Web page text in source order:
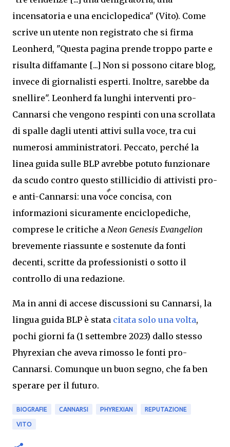
incensatoria e una enciclopedica" (Vito). Come
scrive un utente non registrato che si firma
Leonherd, "Questa pagina prende troppo parte e
risulta diffamante [...] Non si possono citare blog,
invece di giornalisti esperti. Inoltre, sarebbe da
snellire". Leonherd fa lunghi interventi pro-
Cannarsi che vengono respinti con una scrollata
di spalle dagli utenti attivi sulla voce, tra cui
numerosi amministratori. Peccato, perché la
linea guida sulle BLP avrebbe potuto funzionare
da scudo contro questo stillicidio di attivisti pro-
e anti-Cannarsi: una voce concisa, con
informazioni sicuramente enciclopediche,
comprese le critiche a Neon Genesis Evangelion
brevemente riassunte e sostenute da fonti
decenti, scritte da professionisti o sotto il
controllo di una redazione.
Ma in anni di accese discussioni su Cannarsi, la
lingua guida BLP è stata citata solo una volta,
pochi giorni fa (1 settembre 2023) dallo stesso
Phyrexian che aveva rimosso le fonti pro-
Cannarsi. Comunque un buon segno, che fa ben
sperare per il futuro.
BIOGRAFIE CANNARSI PHYREXIAN REPUTAZIONE
VITO